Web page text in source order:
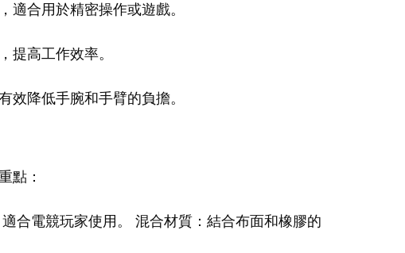
合用於精密操作或遊戲。
提高工作效率。
降低手腕和手臂的負擔。
點：
合電競玩家使用。 混合材質：結合布面和橡膠的